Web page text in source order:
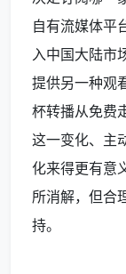
自有流媒体平
入中国大陆市
提供另一种观
杯转播从免费
这一变化、主
化来得更有意
所消解，但合
持。